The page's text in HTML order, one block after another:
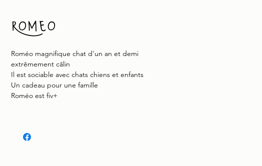
Romeo
Roméo magnifique chat d'un an et demi
extrêmement câlin
Il est sociable avec chats chiens et enfants
Un cadeau pour une famille
Roméo est fiv+